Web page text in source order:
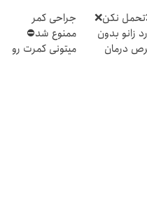
نکن❌
زانو بدون
درمان
جراحی کمر
ممنوع شد⛔
میتونی کمرت رو